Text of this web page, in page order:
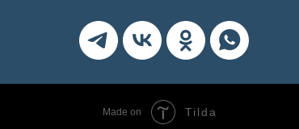
Made on Tilda